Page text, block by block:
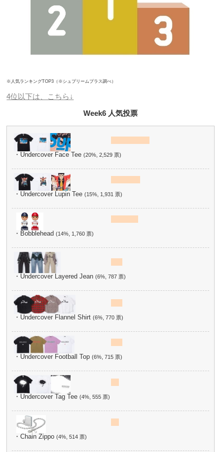
※人気ランキングTOP3（※シュプリームプラス調べ）
4位以下は、こちら↓
Week6 人気投票
・Undercover Face Tee(20%, 2,529 票)
・Undercover Lupin Tee(15%, 1,931 票)
・Bobblehead(14%, 1,760 票)
・Undercover Layered Jean(6%, 787 票)
・Undercover Flannel Shirt(6%, 770 票)
・Undercover Football Top(6%, 715 票)
・Undercover Tag Tee(4%, 555 票)
・Chain Zippo(4%, 514 票)